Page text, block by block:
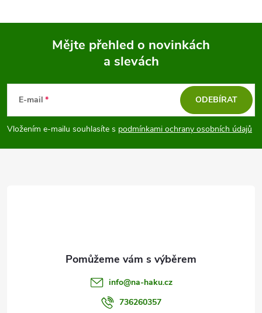
p
a
Mějte přehled o novinkách
a slevách
E-mail
Vložením e-mailu souhlasíte s podmínkami ochrany osobních údajů
ODEBÍRAT
info@na-haku.cz
736260357